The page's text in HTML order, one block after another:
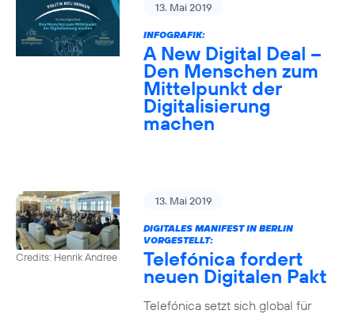
13. Mai 2019
INFOGRAFIK:
A New Digital Deal –
Den Menschen zum
Mittelpunkt der
Digitalisierung
machen
Credits: Henrik Andree
13. Mai 2019
DIGITALES MANIFEST IN BERLIN
VORGESTELLT:
Telefónica fordert
neuen Digitalen Pakt
Telefónica setzt sich global für